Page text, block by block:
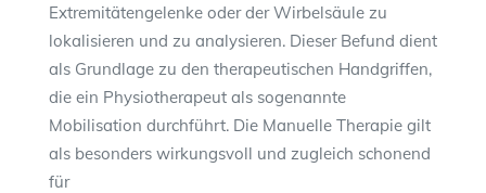
Extremitätengelenke oder der Wirbelsäule zu
lokalisieren und zu analysieren. Dieser Befund dient
als Grundlage zu den therapeutischen Handgriffen,
die ein Physiotherapeut als sogenannte
Mobilisation durchführt. Die Manuelle Therapie gilt
als besonders wirkungsvoll und zugleich schonend
für